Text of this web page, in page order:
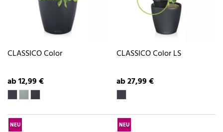
CLASSICO Color
ab 12,99 €
CLASSICO Color LS
ab 27,99 €
NEU NEU